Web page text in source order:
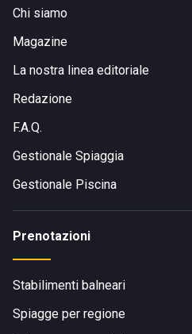
Chi siamo
Magazine
La nostra linea editoriale
Redazione
F.A.Q.
Gestionale Spiaggia
Gestionale Piscina
Prenotazioni
Stabilimenti balneari
Spiagge per regione